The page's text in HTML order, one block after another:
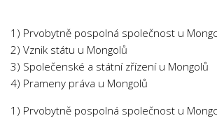
Ekologie
Ekonomie
Fyzika
Informatika
1) Prvobytně pospolná společnost u
2) Vznik státu u Mongolů
3) Společenské a státní zřízení u Mongolů
4) Prameny práva u Mongolů
1) Prvobytně pospolná společnost u